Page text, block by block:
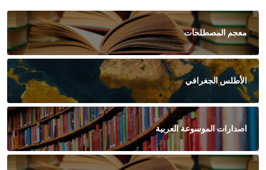
معجم المصطلحات
الأطلس الجغرافي
اصدارات الموسوعة العربية